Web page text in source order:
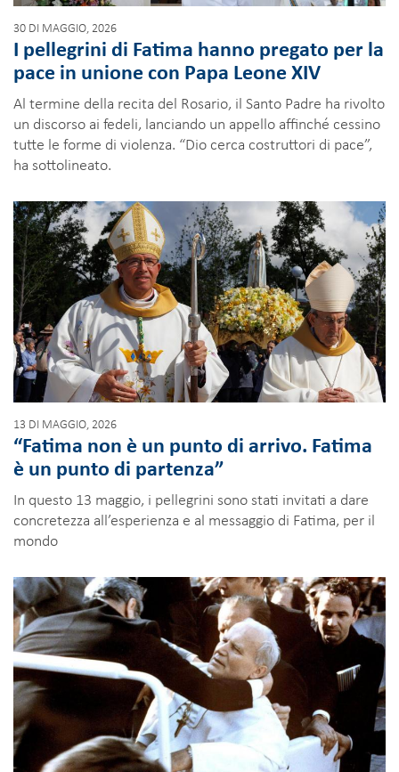
30 DI MAGGIO, 2026
I pellegrini di Fatima hanno pregato per la
pace in unione con Papa Leone XIV
Al termine della recita del Rosario, il Santo Padre ha rivolto
un discorso ai fedeli, lanciando un appello affinché cessino
tutte le forme di violenza. “Dio cerca costruttori di pace”,
ha sottolineato.
13 DI MAGGIO, 2026
“Fatima non è un punto di arrivo. Fatima
è un punto di partenza”
In questo 13 maggio, i pellegrini sono stati invitati a dare
concretezza all’esperienza e al messaggio di Fatima, per il
mondo